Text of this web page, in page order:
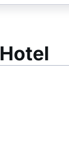
Hotel